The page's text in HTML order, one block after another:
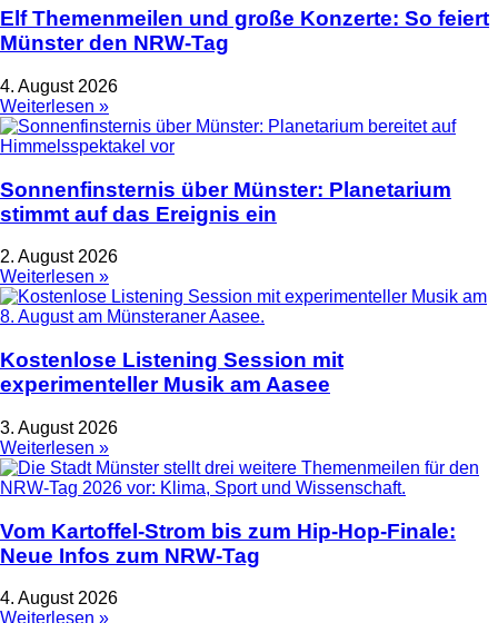
Elf Themenmeilen und große Konzerte: So feiert
Münster den NRW-Tag
4. August 2026
Weiterlesen »
Sonnenfinsternis über Münster: Planetarium
stimmt auf das Ereignis ein
2. August 2026
Weiterlesen »
Kostenlose Listening Session mit
experimenteller Musik am Aasee
3. August 2026
Weiterlesen »
Vom Kartoffel-Strom bis zum Hip-Hop-Finale:
Neue Infos zum NRW-Tag
4. August 2026
Weiterlesen »